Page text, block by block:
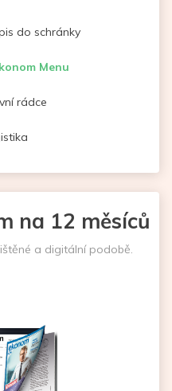
do schránky
Menu
rádce
na 12 měsíců
a digitální podobě.